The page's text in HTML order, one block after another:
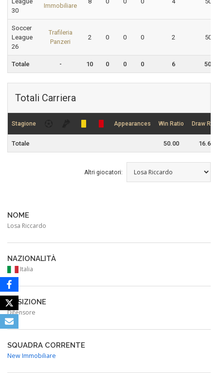
30
Immobiliare
Soccer
League
26
Trafileria
Panzeri
2 0 0 0 2
Totale - 10 0 0 0 6
Totali Carriera
Stagione Appearances Win Ratio Draw
Totale 50.00 16.67
Altri giocatori:
NOME
Losa Riccardo
NAZIONALITÀ
Italia
POSIZIONE
Difensore
SQUADRA CORRENTE
New Immobiliare